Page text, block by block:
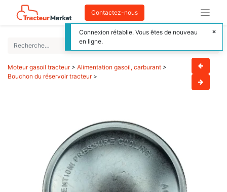
Contactez-nous
Moteur gasoil tracteur> Alimentation gasoil, carburant >
Bouchon du réservoir tracteur>
Connexion rétablie. Vous êtes de nouveau
en ligne.